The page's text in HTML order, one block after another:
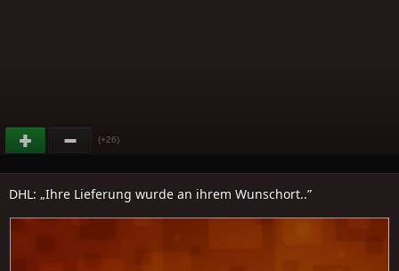
(+26)
DHL: „Ihre Lieferung wurde an ihrem Wunschort..”